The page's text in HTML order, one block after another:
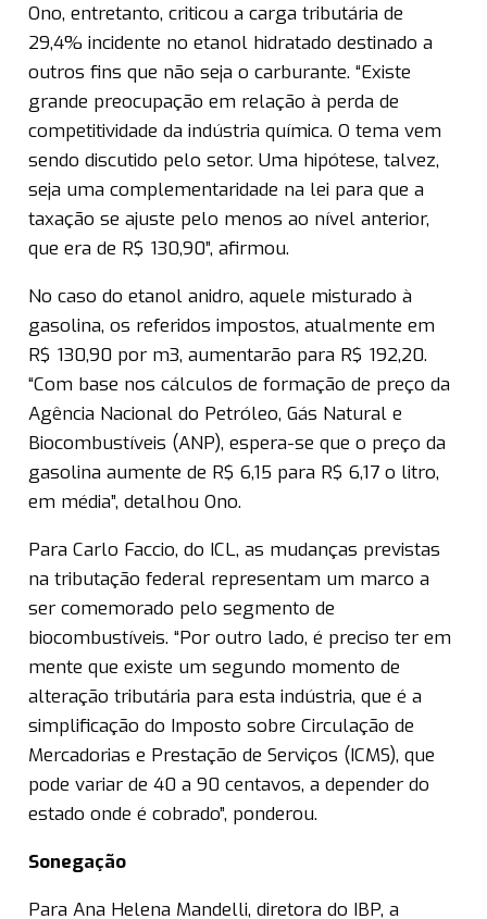
Ono, entretanto, criticou a carga tributária de
29,4% incidente no etanol hidratado destinado a
outros fins que não seja o carburante. “Existe
grande preocupação em relação à perda de
competitividade da indústria química. O tema vem
sendo discutido pelo setor. Uma hipótese, talvez,
seja uma complementaridade na lei para que a
taxação se ajuste pelo menos ao nível anterior,
que era de R$ 130,90”, afirmou.
No caso do etanol anidro, aquele misturado à
gasolina, os referidos impostos, atualmente em
R$ 130,90 por m3, aumentarão para R$ 192,20.
“Com base nos cálculos de formação de preço da
Agência Nacional do Petróleo, Gás Natural e
Biocombustíveis (ANP), espera-se que o preço da
gasolina aumente de R$ 6,15 para R$ 6,17 o litro,
em média”, detalhou Ono.
Para Carlo Faccio, do ICL, as mudanças previstas
na tributação federal representam um marco a
ser comemorado pelo segmento de
biocombustíveis. “Por outro lado, é preciso ter em
mente que existe um segundo momento de
alteração tributária para esta indústria, que é a
simplificação do Imposto sobre Circulação de
Mercadorias e Prestação de Serviços (ICMS), que
pode variar de 40 a 90 centavos, a depender do
estado onde é cobrado”, ponderou.
Sonegação
Para Ana Helena Mandelli, diretora do IBP, a